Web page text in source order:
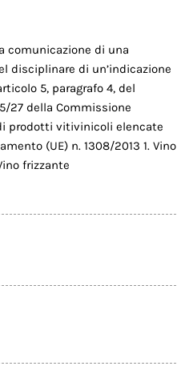
comunicazione di una
disciplinare di un’indicazione
5, paragrafo 4, del
27 della Commissione
prodotti vitivinicoli elencate
(UE) n. 1308/2013 1. Vino
frizzante